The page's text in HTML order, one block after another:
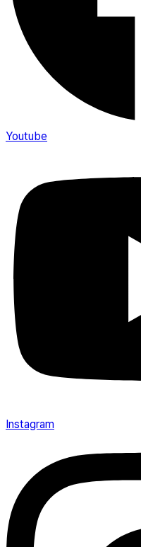
Youtube
Instagram